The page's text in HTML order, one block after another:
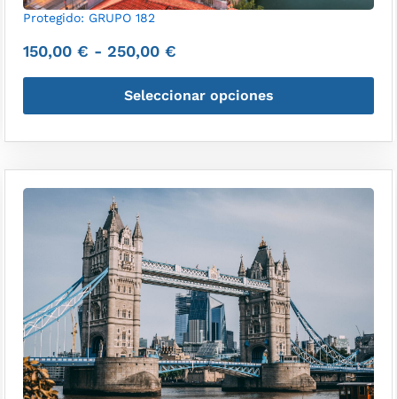
Protegido: GRUPO 182
150,00 € - 250,00 €
Seleccionar opciones